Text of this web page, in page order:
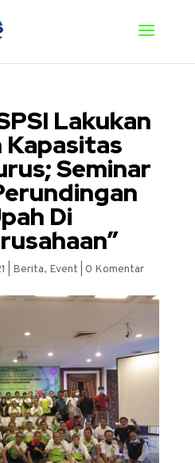
Lakukan
Seminar
Di
Berita, Event 0 Komentar